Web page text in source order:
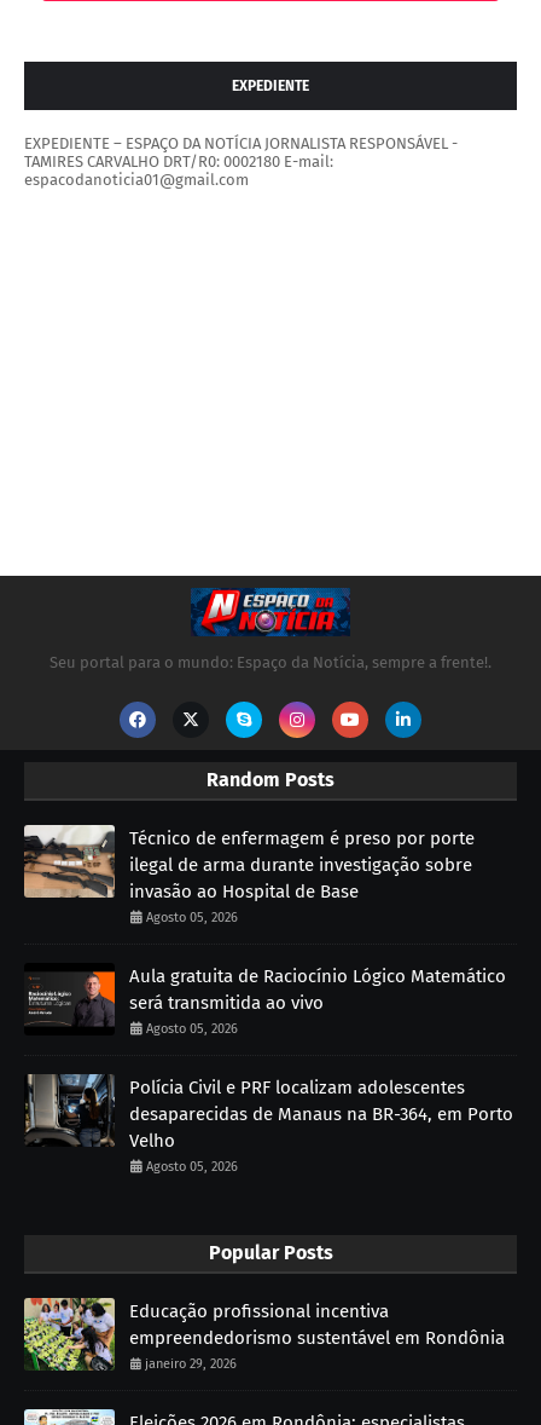
EXPEDIENTE
EXPEDIENTE – ESPAÇO DA NOTÍCIA JORNALISTA RESPONSÁVEL -
TAMIRES CARVALHO DRT/R0: 0002180 E-mail:
espacodanoticia01@gmail.com
Seu portal para o mundo: Espaço da Notícia, sempre a frente!.
Random Posts
Técnico de enfermagem é preso por porte
ilegal de arma durante investigação sobre
invasão ao Hospital de Base
Agosto 05, 2026
Aula gratuita de Raciocínio Lógico Matemático
será transmitida ao vivo
Agosto 05, 2026
Polícia Civil e PRF localizam adolescentes
desaparecidas de Manaus na BR-364, em Porto
Velho
Agosto 05, 2026
Popular Posts
Educação profissional incentiva
empreendedorismo sustentável em Rondônia
janeiro 29, 2026